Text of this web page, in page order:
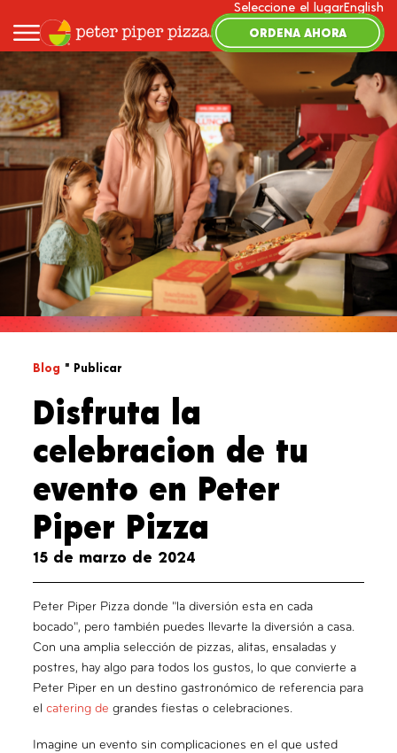
Seleccione el lugarEnglish
ORDENA AHORA
Blog " Publicar
Disfruta la
celebracion de tu
evento en Peter
Piper Pizza
15 de marzo de 2024
Peter Piper Pizza donde "la diversión esta en cada
bocado", pero también puedes llevarte la diversión a casa.
Con una amplia selección de pizzas, alitas, ensaladas y
postres, hay algo para todos los gustos, lo que convierte a
Peter Piper en un destino gastronómico de referencia para
elcatering de grandes fiestas o celebraciones.
Imagine un evento sin complicaciones en el que usted